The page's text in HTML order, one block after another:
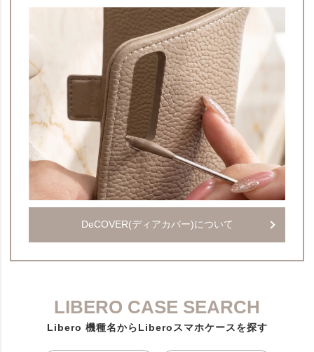
DeCOVER(ディアカバー)について
LIBERO CASE SEARCH
Libero 機種名からLiberoスマホケースを探す